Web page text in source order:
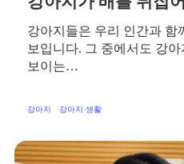
강아지 강아지 생활
강아지들은 우리 인간과 함
보입니다. 그 중에서도 강
보이는…